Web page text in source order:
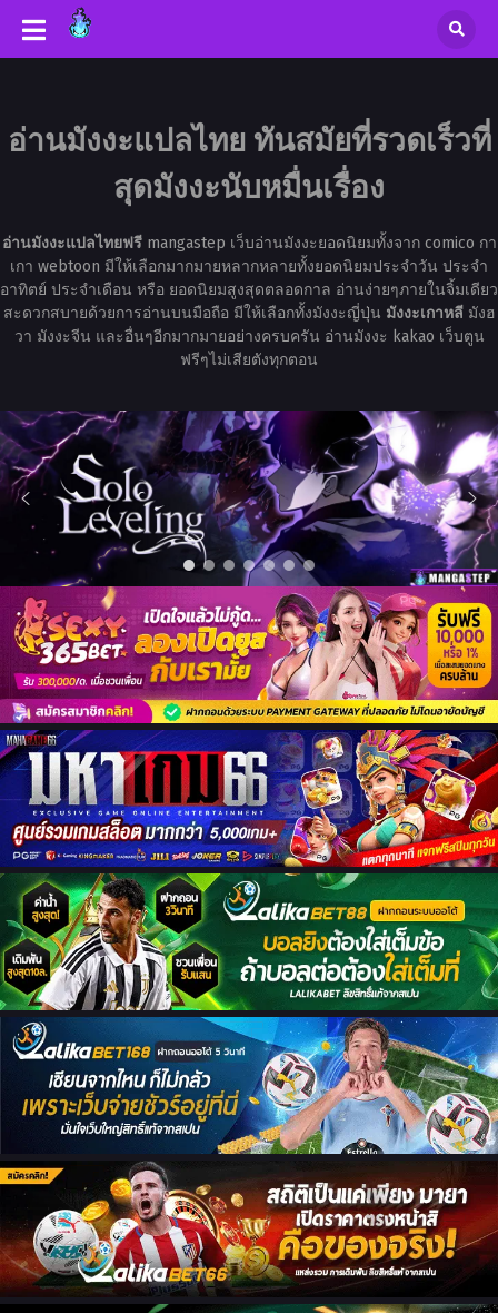
อ่านมังงะแปลไทย ทันสมัยที่รวดเร็วที่
สุดมังงะนับหมื่นเรื่อง
อ่านมังงะแปลไทยฟรีmangastep เว็บอ่านมังงะยอดนิยมทั้งจาก comico กา
เกา webtoon มีให้เลือกมากมายหลากหลายทั้งยอดนิยมประจำวัน ประจำ
อาทิตย์ ประจำเดือน หรือ ยอดนิยมสูงสุดตลอดกาล อ่านง่ายๆภายในจิ้มเดียว
สะดวกสบายด้วยการอ่านบนมือถือ มีให้เลือกทั้งมังงะญี่ปุ่น มังงะเกาหลีมังฮ
วา มังงะจีน และอื่นๆอีกมากมายอย่างครบครัน อ่านมังงะ kakao เว็บตูน
ฟรีๆไม่เสียตังทุกตอน